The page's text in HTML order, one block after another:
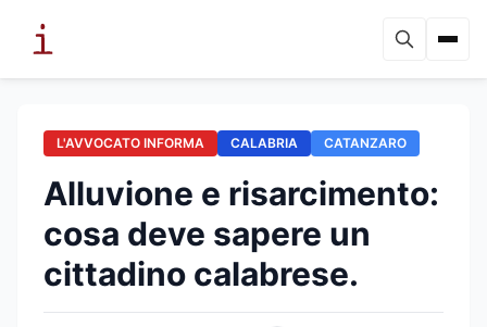
L'AVVOCATO INFORMA CALABRIA CATANZARO
Alluvione e risarcimento:
cosa deve sapere un
cittadino calabrese.